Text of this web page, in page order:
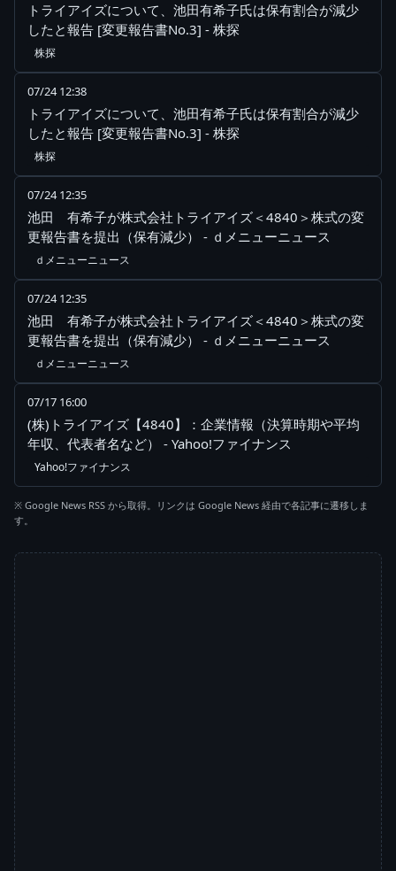
トライアイズについて、池田有希子氏は保有割合が減少
したと報告 [変更報告書No.3] - 株探
株探
07/24 12:38
トライアイズについて、池田有希子氏は保有割合が減少
したと報告 [変更報告書No.3] - 株探
株探
07/24 12:35
池田 有希子が株式会社トライアイズ＜4840＞株式の変
更報告書を提出（保有減少） - ｄメニューニュース
ｄメニューニュース
07/24 12:35
池田 有希子が株式会社トライアイズ＜4840＞株式の変
更報告書を提出（保有減少） - ｄメニューニュース
ｄメニューニュース
07/17 16:00
(株)トライアイズ【4840】：企業情報（決算時期や平均
年収、代表者名など） - Yahoo!ファイナンス
Yahoo!ファイナンス
※ Google News RSS から取得。リンクは Google News 経由で各記事に遷移しま
す。